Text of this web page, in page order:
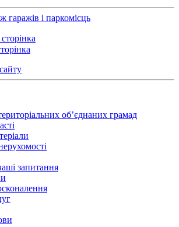
гаражів і паркомісць
об’єднаних грамад
запитання